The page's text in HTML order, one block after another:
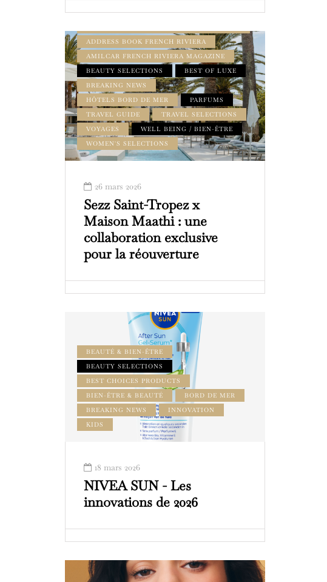
ADDRESS BOOK FRENCH RIVIERA
AMILCAR FRENCH RIVIERA MAGAZINE
BEAUTY SELECTIONS
BEST OF LUXE
BREAKING NEWS
HÔTELS BORD DE MER
PARFUMS
TRAVEL GUIDE
TRAVEL SELECTIONS
VOYAGES
WELL BEING / BIEN-ÊTRE
WOMEN'S SELECTIONS
26 mars 2026
Sezz Saint-Tropez x
Maison Maathi : une
collaboration exclusive
pour la réouverture
BEAUTÉ & BIEN-ÊTRE
BEAUTY SELECTIONS
BEST CHOICES PRODUCTS
BIEN-ÊTRE & BEAUTÉ
BORD DE MER
BREAKING NEWS
INNOVATION
KIDS
18 mars 2026
NIVEA SUN - Les
innovations de 2026